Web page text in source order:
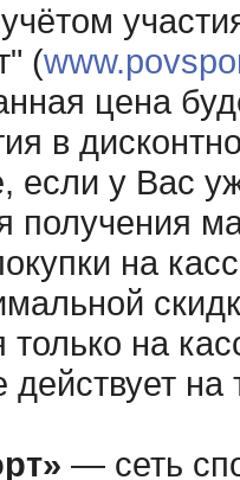
(
цена
в
если у Вас
получения
на
только на
действует
— сеть